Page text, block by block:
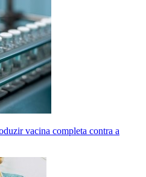
vacina completa contra a